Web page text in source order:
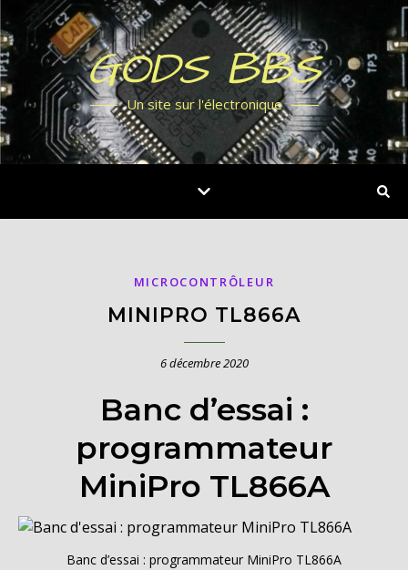
GODS BBS
Un site sur l'électronique
MICROCONTRÔLEUR
MINIPRO TL866A
6 décembre 2020
Banc d’essai :
programmateur
MiniPro TL866A
Banc d’essai : programmateur MiniPro TL866A